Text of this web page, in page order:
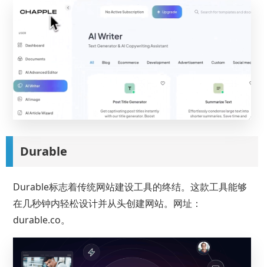
Durable
Durable标志着传统网站建设工具的终结。这款工具能够
在几秒钟内轻松设计并从头创建网站。网址：
durable.co。